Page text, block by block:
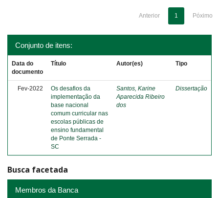
Anterior 1 Póximo
Conjunto de itens:
Data do
documento
Título Autor(es) Tipo
Fev-2022
Os desafios da
implementação da
base nacional
comum curricular nas
escolas públicas de
ensino fundamental
de Ponte Serrada -
SC
Santos, Karine
Aparecida Ribeiro
dos
Dissertação
Busca facetada
Membros da Banca